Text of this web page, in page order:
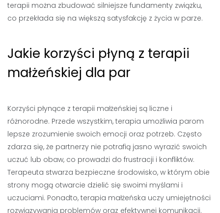
terapii można zbudować silniejsze fundamenty związku,
co przekłada się na większą satysfakcję z życia w parze.
Jakie korzyści płyną z terapii
małżeńskiej dla par
Korzyści płynące z terapii małżeńskiej są liczne i
różnorodne. Przede wszystkim, terapia umożliwia parom
lepsze zrozumienie swoich emocji oraz potrzeb. Często
zdarza się, że partnerzy nie potrafią jasno wyrazić swoich
uczuć lub obaw, co prowadzi do frustracji i konfliktów.
Terapeuta stwarza bezpieczne środowisko, w którym obie
strony mogą otwarcie dzielić się swoimi myślami i
uczuciami. Ponadto, terapia małżeńska uczy umiejętności
rozwiązywania problemów oraz efektywnej komunikacji.